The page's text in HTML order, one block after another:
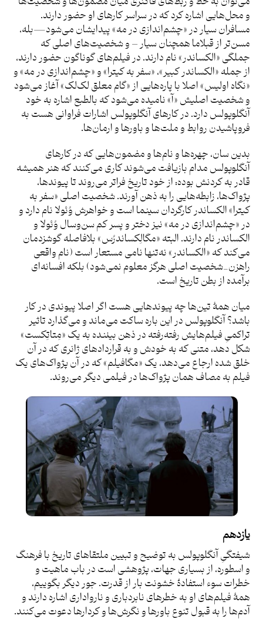
و محل‌هایی اشاره کرد که در سراسر کارهای او حضور دارند.
مسافران سیار در «چشم‌اندازی در مه» پیدایشان می‌شود—بله،
مسن‌تر از قبلاما همچنان سیار – و شخصیت‌های اصلی که
جملگی «الکساندر» نام دارند. در فیلم‌های گوناگون حضور دارند،
از جمله «الکساندر کبیر»، «سفر به کیترا» و «چشم‌اندازی در مه» و
«نگاه اولیس» اصلا با پاره‌هایی از «گام معلق لک‌لک» آغاز می‌شود
و شخصیت اصلیش «آ» نامیده می‌شود که بالطبع اشاره به خود
آنگلوپولس دارد. در کارهای آنگلوپولس اشارات فراوانی هست به
فروپاشیدن روابط و ملت‌ها و باورها و ارمان‌ها.
بدین سان، چهره‌ها و نام‌ها و مضمون‌هایی که در کارهای
آنگلوپولس مدام بازیافت می‌شوند کاری می‌کنند که هنر همیشه
قادر به کردنش بوده: از خود تاریخ فراتر می‌روند تا پیوندها،
پژواک‌ها، زابطه‌هایی را به ذهن آورند. شخصیت اصلی «سفر به
کیترا» الکساندر کارگردان سینما است و خواهرش وُئولا نام دارد و
در «چشم‌اندازی در مه» نیز دختر و پسر کم سن‌وسال وُئولا و
الکساندر نام دارند. البته «مگالِکساندرُس» بلافاصله گوشزدمان
می‌کند که «الکساندر» نه‌تنها نامی مستعار است (نام واقعی
راهزن_شخصیت اصلی هرگز معلوم نمی‌شود) بلکه افسانه‌ای
برآمده از بطن تاریخ است.
میان همۀ تین‌ها چه پیوندهایی هست اگر اصلا پیوندی در کار
باشد؟ آنگلوپولس در این باره ساکت می‌ماند و می‌گذارد تاثیر
تراکمیِ فیلم‌هایش رفته‌رفته در ذهن بیننده به یک «مِتاتِکست»
شکل دهد، متنی که به خودش و به قراردادهای ژانری که در آن
خلق شده ارجاع می‌دهد، یک «مگافیلم» که در آن پژواک‌های یک
فیلم به مصاف همان پژواک‌ها در فیلمی دیگر می‌روند.
یازدهم
شیفتگیِ آنگلوپولس به توضیح و تبیین ملتقاهای تاریخ با فرهنگ
و اسطوره، از بسیاری جهات، پژوهشی است در باب ماهیت و
خطرات سوء استفادۀ خشونت بار از قدرت. جور دیگر بگوییم،
همۀ فیلم‌های او به خطرهای نابردباری و نارواداری اشاره دارند و
آدم‌ها را به قبول تنوع باورها و نگرش‌ها و کردارها دعوت می‌کنند.